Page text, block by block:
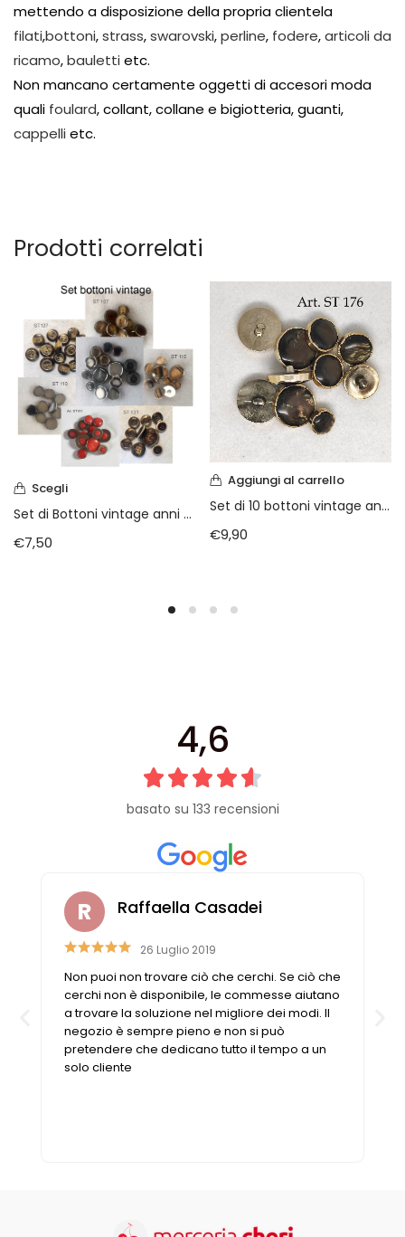
mettendo a disposizione della propria clientela
filati,bottoni,strass,swarovski,perline, fodere,articoli da
ricamo,bauletti etc.
Non mancano certamente oggetti di accesori moda
quali foulard, collant, collane e bigiotteria, guanti,
cappelli etc.
Prodotti correlati
Scegli
Set di Bottoni vintage anni 70/80
€7,50
Aggiungi al carrello
Set di 10 bottoni vintage anni 70
€9,90
4,6
basato su 133 recensioni
Raffaella Casadei
26 Luglio 2019
Non puoi non trovare ciò che cerchi. Se ciò che
cerchi non è disponibile, le commesse aiutano
a trovare la soluzione nel migliore dei modi. Il
negozio è sempre pieno e non si può
pretendere che dedicano tutto il tempo a un
solo cliente